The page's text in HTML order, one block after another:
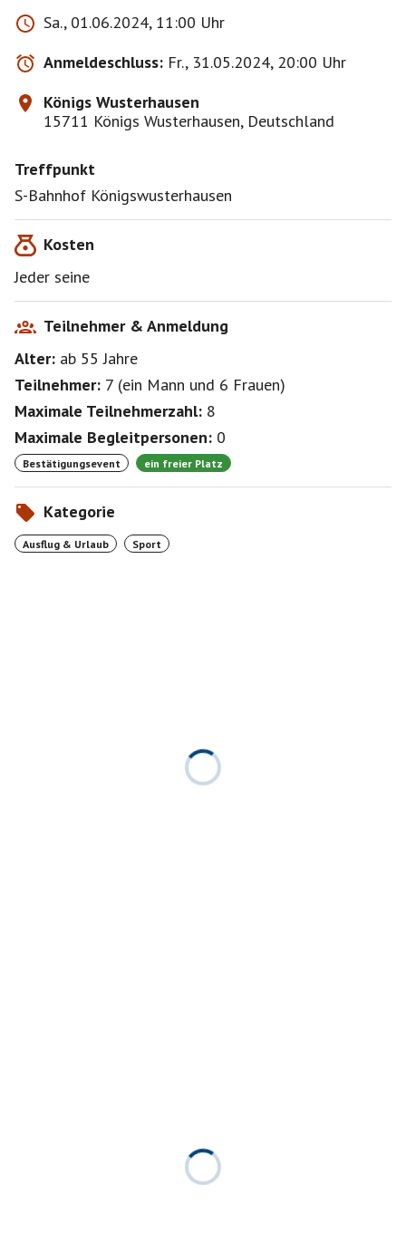
Sa., 01.06.2024, 11:00 Uhr
Anmeldeschluss: Fr., 31.05.2024, 20:00 Uhr
Königs Wusterhausen
15711 Königs Wusterhausen, Deutschland
Treffpunkt
S-Bahnhof Königswusterhausen
Kosten
Jeder seine
Teilnehmer & Anmeldung
Alter: ab 55Jahre
Teilnehmer: 7 (ein Mann und 6 Frauen)
Maximale Teilnehmerzahl: 8
Maximale Begleitpersonen: 0
Bestätigungsevent ein freier Platz
Kategorie
Ausflug & Urlaub Sport